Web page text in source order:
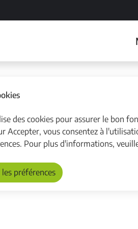
des cookies pour assurer le bon
Accepter, vous consentez à
Pour plus d'informations,
préférences
au contenu principal